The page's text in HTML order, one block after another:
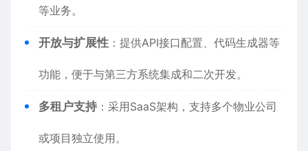
等业务。
开放与扩展性 ：提供API接口配置、代码生成器等
功能，便于与第三方系统集成和二次开发。
多租户支持 ：采用SaaS架构，支持多个物业公司
或项目独立使用。